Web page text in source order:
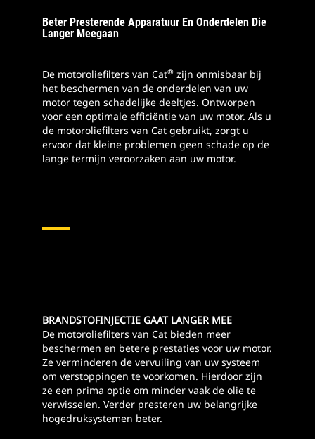
Beter Presterende Apparatuur En Onderdelen Die
Langer Meegaan
De motoroliefilters van Cat® zijn onmisbaar bij
het beschermen van de onderdelen van uw
motor tegen schadelijke deeltjes. Ontworpen
voor een optimale efficiëntie van uw motor. Als u
de motoroliefilters van Cat gebruikt, zorgt u
ervoor dat kleine problemen geen schade op de
lange termijn veroorzaken aan uw motor.
BRANDSTOFINJECTIE GAAT LANGER MEE
De motoroliefilters van Cat bieden meer
beschermen en betere prestaties voor uw motor.
Ze verminderen de vervuiling van uw systeem
om verstoppingen te voorkomen. Hierdoor zijn
ze een prima optie om minder vaak de olie te
verwisselen. Verder presteren uw belangrijke
hogedruksystemen beter.